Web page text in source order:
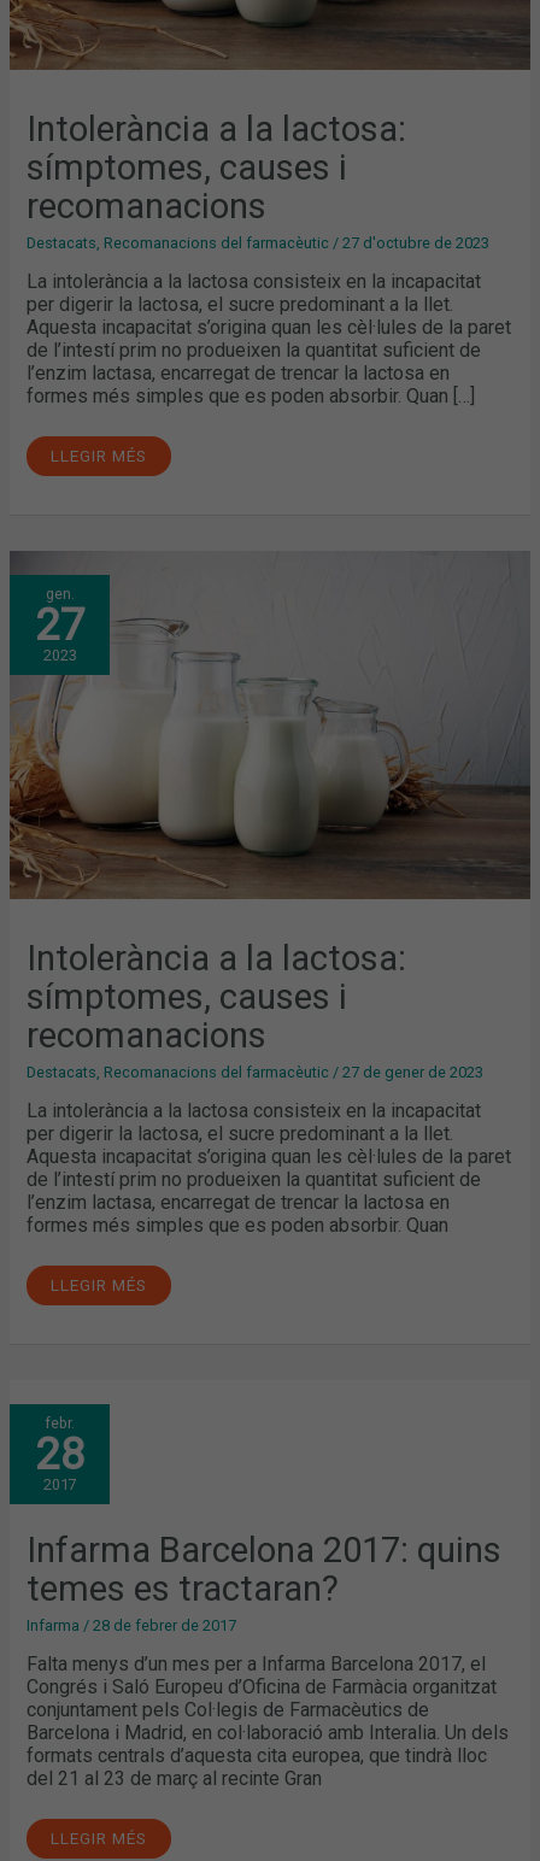
Intolerància a la lactosa:
símptomes, causes i
recomanacions
Destacats, Recomanacions del farmacèutic /27 d'octubre de 2023
La intolerància a la lactosa consisteix en la incapacitat
per digerir la lactosa, el sucre predominant a la llet.
Aquesta incapacitat s’origina quan les cèl·lules de la paret
de l’intestí prim no produeixen la quantitat suficient de
l’enzim lactasa, encarregat de trencar la lactosa en
formes més simples que es poden absorbir. Quan […]
LLEGIR MÉS
gen.
27
2023
Intolerància a la lactosa:
símptomes, causes i
recomanacions
Destacats, Recomanacions del farmacèutic /27 de gener de 2023
La intolerància a la lactosa consisteix en la incapacitat
per digerir la lactosa, el sucre predominant a la llet.
Aquesta incapacitat s’origina quan les cèl·lules de la paret
de l’intestí prim no produeixen la quantitat suficient de
l’enzim lactasa, encarregat de trencar la lactosa en
formes més simples que es poden absorbir. Quan
INTOLERÀNCIA
A
LA
LACTOSA:
SÍMPTOMES,
CAUSES
I
RECOMANACIONS
LLEGIR MÉS
febr.
28
2017
Infarma Barcelona 2017: quins
temes es tractaran?
Infarma /28 de febrer de 2017
Falta menys d’un mes per a Infarma Barcelona 2017, el
Congrés i Saló Europeu d’Oficina de Farmàcia organitzat
conjuntament pels Col·legis de Farmacèutics de
Barcelona i Madrid, en col·laboració amb Interalia. Un dels
formats centrals d’aquesta cita europea, que tindrà lloc
del 21 al 23 de març al recinte Gran
INFARMA
BARCELONA
2017:
QUINS
TEMES
ES
TRACTARAN?
LLEGIR MÉS